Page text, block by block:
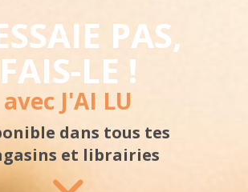
PAS,
FAIS-LE !
avec J'AI LU
dans tous tes
et librairies